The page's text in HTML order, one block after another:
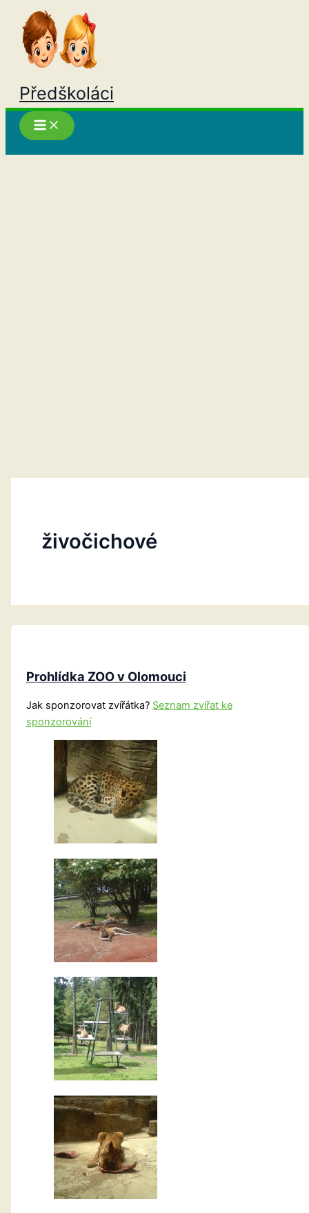
Přeskočit
obsah
Předškoláci
živočichové
Prohlídka ZOO v Olomouci
Jak sponzorovat zvířátka? Seznam zvířat ke
sponzorování